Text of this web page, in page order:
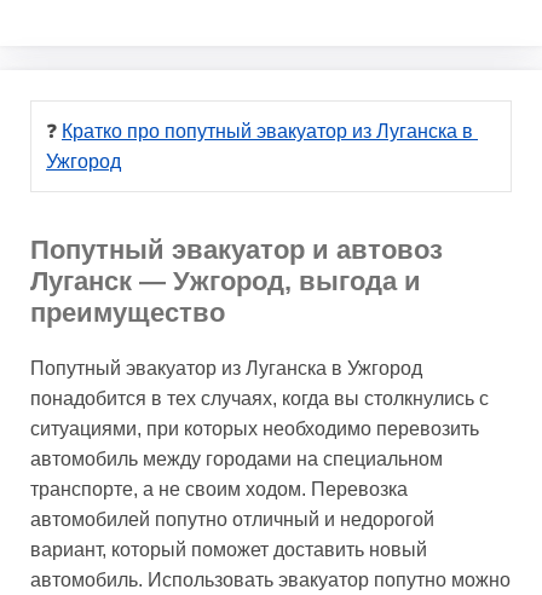
❓ Кратко про попутный эвакуатор из Луганска в
Ужгород
Попутный эвакуатор и автовоз
Луганск — Ужгород, выгода и
преимущество
Попутный эвакуатор из Луганска в Ужгород
понадобится в тех случаях, когда вы столкнулись с
ситуациями, при которых необходимо перевозить
автомобиль между городами на специальном
транспорте, а не своим ходом. Перевозка
автомобилей попутно отличный и недорогой
вариант, который поможет доставить новый
автомобиль. Использовать эвакуатор попутно можно